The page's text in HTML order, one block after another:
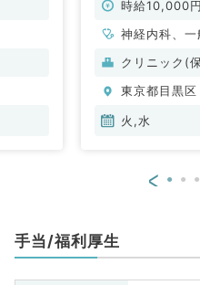
（内科系／非常
時給10,000円
神経内科、
科、呼吸器
内科、血液内
般外科、膠原
クリニック(
東京都目黒区
火,水
<
手当/福利厚生